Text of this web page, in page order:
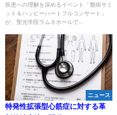
疾患への理解を深めるイベント「難病サミ
ット＆ハッピーハートフルコンサート」
が、聖光学院ラムネホールで...
ニュース
特発性拡張型心筋症に対する革